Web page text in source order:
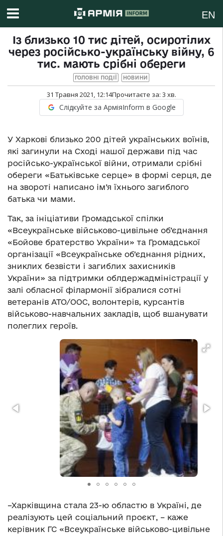
EN
Із близько 10 тис дітей, осиротілих
через російсько-українську війну, 6
тис. мають срібні обереги
ГОЛОВНІ ПОДІЇ НОВИНИ
31 Травня 2021, 12:14Прочитаєте за: 3 хв.
Слідкуйте за АрміяInform в Google
У Харкові близько 200 дітей українських воїнів,
які загинули на Сході нашої держави під час
російсько-української війни, отримали срібні
обереги «Батьківське серце» в формі серця, де
на звороті написано ім’я їхнього загиблого
батька чи мами.
Так, за ініціативи Громадської спілки
«Всеукраїнське військово-цивільне об’єднання
«Бойове братерство України» та Громадської
організації «Всеукраїнське об’єднання рідних,
зниклих безвісти і загиблих захисників
України» за підтримки облдержадміністрації у
залі обласної філармонії зібралися сотні
ветеранів АТО/ООС, волонтерів, курсантів
військово-навчальних закладів, щоб вшанувати
полеглих героїв.
–Харківщина стала 23-ю областю в Україні, де
реалізують цей соціальний проєкт, – каже
керівник ГС «Всеукраїнське військово-цивільне